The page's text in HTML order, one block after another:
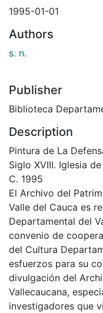
1995-01-01
Authors
s. n.
Publisher
Biblioteca
Description
Pintura de La
Siglo XVIII. Iglesia
C. 1995
El Archivo del
Valle del Cauca es
Departamental del
convenio de
del Cultura
esfuerzos para su
divulgación del
Vallecaucana,
investigadores que